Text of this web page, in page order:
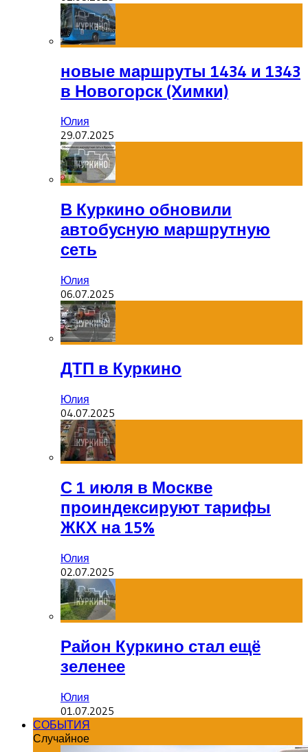
новые маршруты 1434 и 1343
в Новогорск (Химки)
Юлия
29.07.2025
В Куркино обновили
автобусную маршрутную
сеть
Юлия
06.07.2025
ДТП в Куркино
Юлия
04.07.2025
С 1 июля в Москве
проиндексируют тарифы
ЖКХ на 15%
Юлия
02.07.2025
Район Куркино стал ещё
зеленее
Юлия
01.07.2025
СОБЫТИЯ
Случайное